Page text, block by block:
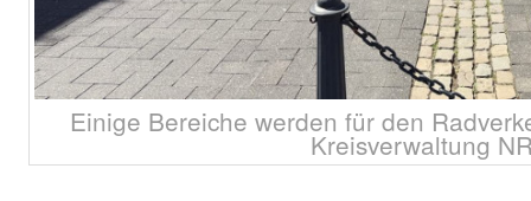
Einige Bereiche werden für den
Kreisverwaltung